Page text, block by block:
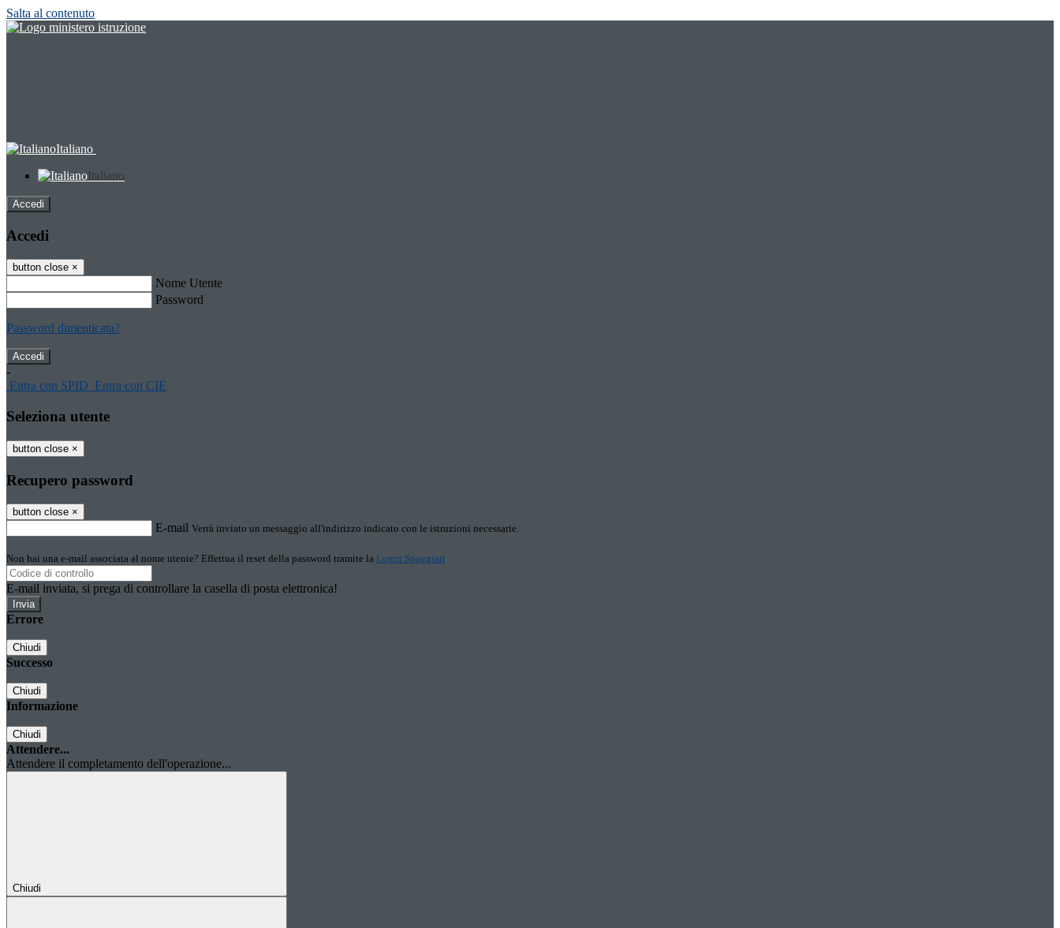
Salta al contenuto
Italiano
Italiano
Accedi
Accedi
button close ×
Nome Utente
Password
Password dimenticata?
-
Entra con SPID Entra con CIE
Seleziona utente
button close ×
Recupero password
button close ×
E-mail Verrà inviato un messaggio all'indirizzo indicato con le istruzioni necessarie.
Non hai una e-mail associata al nome utente? Effettua il reset della password tramite la Login Spaggiari
E-mail inviata, si prega di controllare la casella di posta elettronica!
Errore
Chiudi
Successo
Chiudi
Informazione
Chiudi
Attendere...
Attendere il completamento dell'operazione...
Chiudi